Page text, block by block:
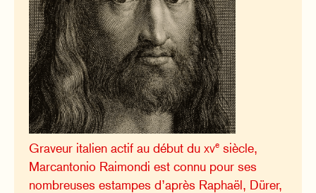
Graveur italien actif au début duxve siècle,
Marcantonio Raimondi est connu pour ses
nombreuses estampes d’après Raphaël, Dürer,